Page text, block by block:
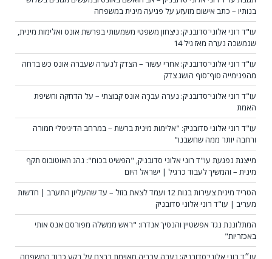
בנותיו – כתב אישום מזעזע על פגיעה מינית במשפחה
עו"ד רוני אלוני־סדובניק: ניצחון משפטי משמעותי בפרשת אונס ואלימות מינית,
שנמשכה נערה מאז גיל 14
עו"ד רוני אלוני־סדובניק: אחרי עשור – הצדק לנערה שעברה אונס כש ברחה
מהפנימייה סוף־סוף הושג צדק
עו"ד רוני אלוני־סדובניק: נערה עברָה אונס קבוצתי – על הדחקה וחשיפת
האמת
עו"ד רוני אלוני סדובניק: "אלימות מינית ברשת – במרחב הדיגיטלי חמורה
ורחבה יותר ממה שחשבנו"
מייצגת נפגעת עו"ד רוני אלוני סדובניק, "הפשיט בכוח": נהג האוטובוס תקף
מינית – והמשיך לעבוד כרגיל | ישראל היום
הטריד מינית צעירות בנות 12 ועמד לצאת בזול – עד שהעליון התערב | חדשות
מעריב | עו"ד רוני אלוני סדובניק
המתלוננת נגד אפשטיין והנסיך אנדרו: "ראש ממשלה מפורסם אנס אותי
באכזריות"